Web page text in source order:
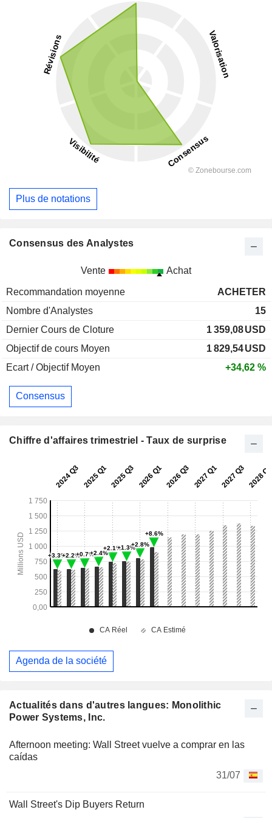
Actualités dans d'autres langues: Monolithic
Power Systems, Inc.
Afternoon meeting: Wall Street vuelve a comprar en las
caídas
31/07
Wall Street's Dip Buyers Return
Plus de notations
Consensus des Analystes
Vente Achat
Recommandation moyenne
ACHETER
Nombre d'Analystes
15
Dernier Cours de Cloture
1 359,08USD
Objectif de cours Moyen
1 829,54USD
Ecart / Objectif Moyen
+34,62 %
Consensus
Chiffre d'affaires trimestriel - Taux de surprise
Agenda de la société